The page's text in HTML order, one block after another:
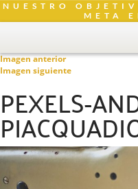
NUESTRO
META
Imagen anterior
Imagen siguiente
PEXELS-